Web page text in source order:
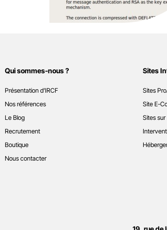
Qui sommes-nous ?
Présentation d’IRCF
Nos références
Le Blog
Recrutement
Boutique
Nous contacter
Sites
Sites
Site E-
Sites